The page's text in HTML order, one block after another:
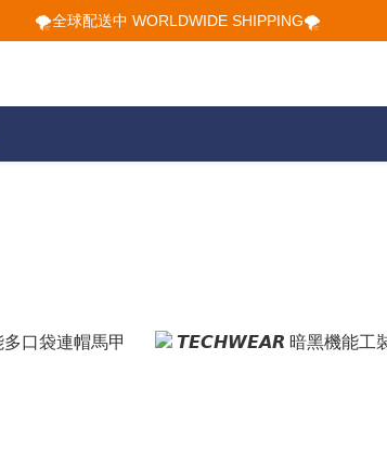
🌪️全球配送中 WORLDWIDE SHIPPING🌪️
🌪️全球配送中 WORLDWIDE SHIPPING🌪️
🌪️全球配送中 WORLDWIDE SHIPPING🌪️